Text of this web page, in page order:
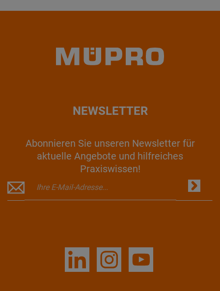
NEWSLETTER
Abonnieren Sie unseren Newsletter für
aktuelle Angebote und hilfreiches
Praxiswissen!